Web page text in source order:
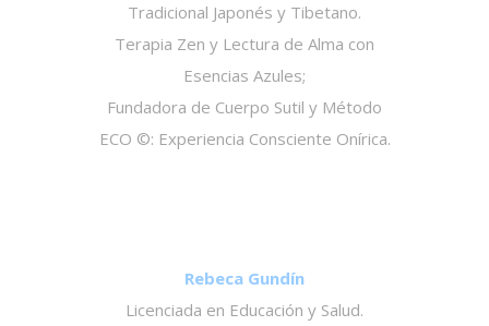
Tradicional Japonés y Tibetano.
Terapia Zen y Lectura de Alma con
Esencias Azules;
Fundadora de Cuerpo Sutil y Método
ECO ©: Experiencia Consciente Onírica.
Rebeca Gundín
Licenciada en Educación y Salud.